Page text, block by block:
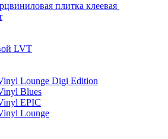
плитка клеевая
LVT
Lounge Digi Edition
Blues
EPIC
Lounge